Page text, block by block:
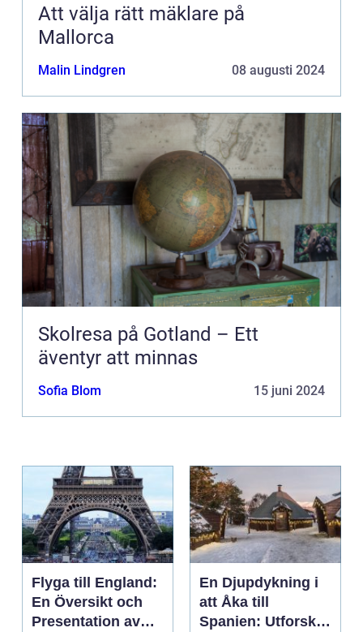
Att välja rätt mäklare på
Mallorca
Malin Lindgren 08 augusti 2024
Skolresa på Gotland – Ett
äventyr att minnas
Sofia Blom 15 juni 2024
Flyga till England:
En Översikt och
Presentation av
En Djupdykning i
att Åka till
Spanien: Utforska